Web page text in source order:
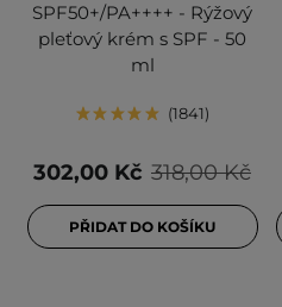
SPF50+/PA++++ - Rýžový
pleťový krém s SPF - 50
ml
1841
318,00 Kč
302,00 Kč
PŘIDAT DO KOŠÍKU